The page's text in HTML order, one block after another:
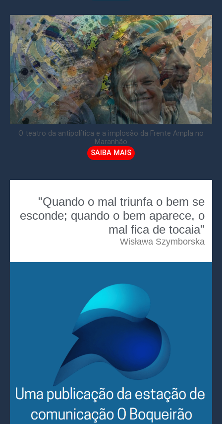
O teatro da antipolítica e a implosão da Frente Ampla no
Maranhão
SAIBA MAIS
"Quando o mal triunfa o bem se
esconde; quando o bem aparece, o
mal fica de tocaia"
Wisława Szymborska